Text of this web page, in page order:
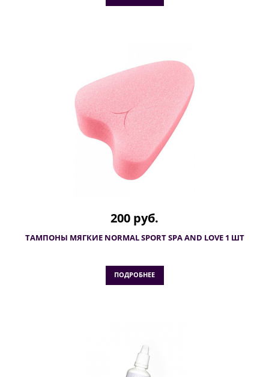
200 руб.
ТАМПОНЫ МЯГКИЕ NORMAL SPORT SPA AND LOVE 1 ШТ
ПОДРОБНЕЕ